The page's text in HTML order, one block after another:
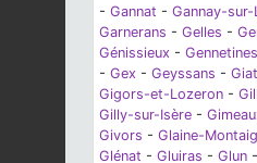
- Gannat - Gannay-sur-
Garnerans - Gelles -
Génissieux - Gennetines
- Gex - Geyssans - Giat
Gigors-et-Lozeron -
Gilly-sur-Isère -
Givors - Glaine-
Glénat - Gluiras - Glun -